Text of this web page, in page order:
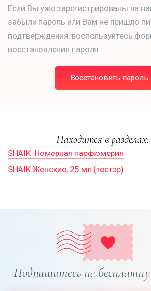
Если Вы уже зарегистрированы на
забыли пароль или Вам не пришло
подтверждения, воспользуйтесь
восстановления пароля.
Восстановить пароль
Находится в разделах:
SHAIK  Номерная парфюмерия
SHAIK Женские, 25 мл (тестер)
Подпишитесь на